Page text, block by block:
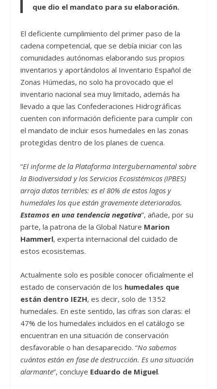
que dio el mandato para su elaboración.
El deficiente cumplimiento del primer paso de la
cadena competencial, que se debía iniciar con las
comunidades autónomas elaborando sus propios
inventarios y aportándolos al Inventario Español de
Zonas Húmedas, no solo ha provocado que el
inventario nacional sea muy limitado, además ha
llevado a que las Confederaciones Hidrográficas
cuenten con información deficiente para cumplir con
el mandato de incluir esos humedales en las zonas
protegidas dentro de los planes de cuenca.
“El informe de la Plataforma Intergubernamental sobre
la Biodiversidad y los Servicios Ecosistémicos (IPBES)
arroja datos terribles: es el 80% de estos lagos y
humedales los que están gravemente deteriorados.
Estamos en una tendencia negativa”, añade, por su
parte, la patrona de la Global Nature Marion
Hammerl, experta internacional del cuidado de
estos ecosistemas.
Actualmente solo es posible conocer oficialmente el
estado de conservación de los humedales que
están dentro IEZH, es decir, solo de 1352
humedales. En este sentido, las cifras son claras: el
47% de los humedales incluidos en el catálogo se
encuentran en una situación de conservación
desfavorable o han desaparecido. “No sabemos
cuántos están en fase de destrucción. Es una situación
alarmante”, concluye Eduardo de Miguel.